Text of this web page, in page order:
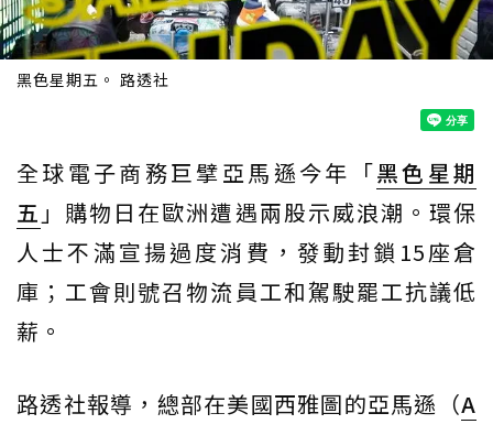
黑色星期五。 路透社
全球電子商務巨擘亞馬遜今年「黑色星期
五 」購物日在歐洲遭遇兩股示威浪潮。環保
人士不滿宣揚過度消費，發動封鎖15座倉
庫；工會則號召物流員工和駕駛罷工抗議低
薪。
路透社報導，總部在美國西雅圖的亞馬遜（A